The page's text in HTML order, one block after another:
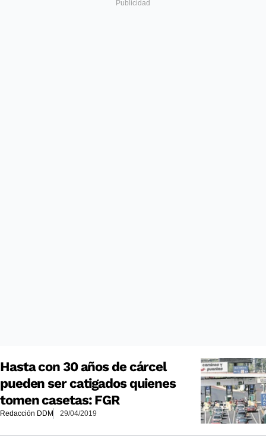
Hasta con 30 años de cárcel
pueden ser catigados quienes
tomen casetas: FGR
Redacción DDM 29/04/2019